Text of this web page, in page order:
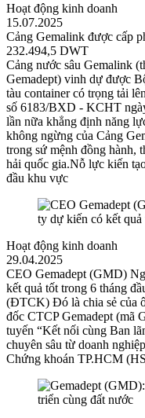
Hoạt động kinh doanh
15.07.2025
Cảng Gemalink được cấp
232.494,5 DWT
Cảng nước sâu Gemalink
Gemadept) vinh dự được
tàu container có trọng tải
số 6183/BXD - KCHT
lần nữa khẳng định năng
không ngừng của Cảng
trong sứ mệnh đồng hành,
hải quốc gia.Nỗ lực kiến
đầu khu vực
Hoạt động kinh doanh
29.04.2025
CEO Gemadept (GMD)
kết quả tốt trong 6 tháng
(ĐTCK) Đó là chia sẻ của
đốc CTCP Gemadept (mã
tuyến “Kết nối cùng Ban
chuyên sâu từ doanh
Chứng khoán TP.HCM